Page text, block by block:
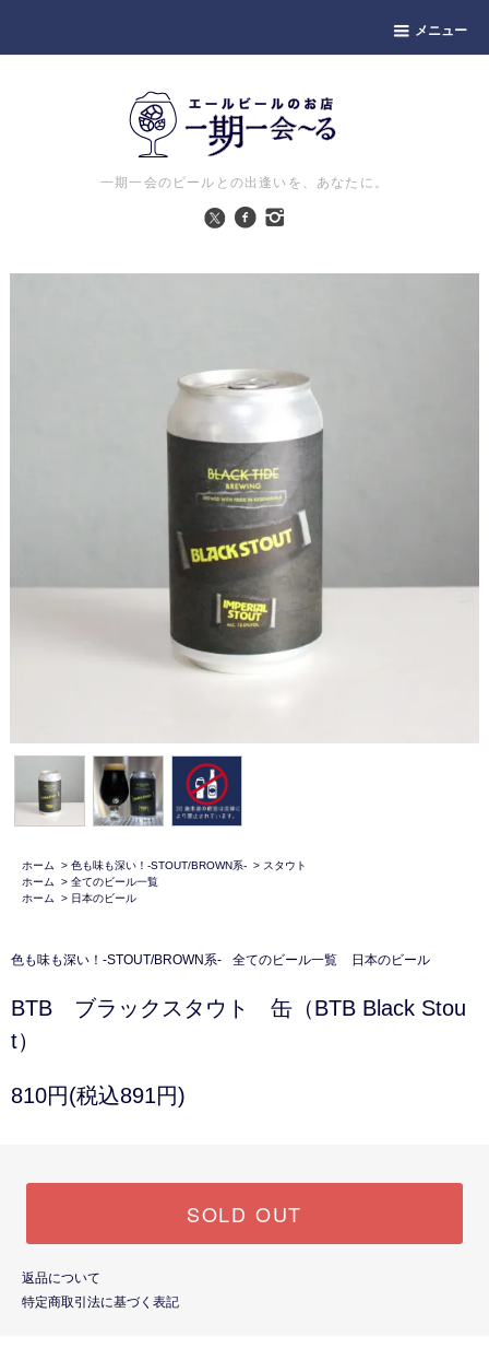
メニュー
一期一会のビールとの出逢いを、あなたに。
ホーム > 色も味も深い！-STOUT/BROWN系- > スタウト
ホーム
> 全てのビール一覧
ホーム
> 日本のビール
色も味も深い！-STOUT/BROWN系- 全てのビール一覧 日本のビール
BTB ブラックスタウト 缶（BTB Black Stou
t）
810円(税込891円)
SOLD OUT
返品について
特定商取引法に基づく表記